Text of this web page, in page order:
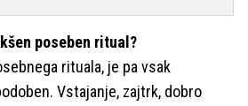
poseben ritual?
rituala, je pa vsak
Vstajanje, zajtrk, dobro